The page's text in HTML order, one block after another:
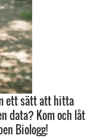
ett sätt att hitta
data? Kom och låt
Biologg!